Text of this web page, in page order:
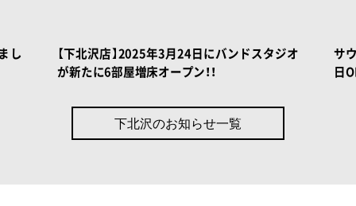
し
【下北沢店】2025年3月24日にバンドスタジオ
が新たに6部屋増床オープン！！
サ
日
下北沢のお知らせ一覧